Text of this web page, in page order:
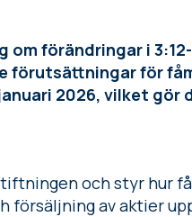
förändringar i
förutsättningar för
2026, vilket
och styr hur
försäljning av aktier